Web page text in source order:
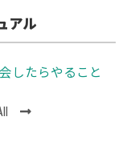
アル
したらやること